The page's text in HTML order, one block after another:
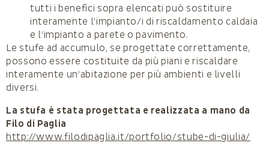
tutti i benefìci sopra elencati può sostituire
interamente l’impianto/i di riscaldamento caldaia
e l’impianto a parete o pavimento.
Le stufe ad accumulo, se progettate correttamente,
possono essere costituite da più piani e riscaldare
interamente un’abitazione per più ambienti e livelli
diversi.
La stufa è stata progettata e realizzata a mano da
Filo di Paglia
http://www.filodipaglia.it/portfolio/stube-di-giulia/